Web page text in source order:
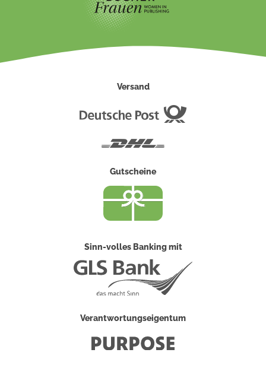
Versand
Gutscheine
Sinn-volles Banking mit
Verantwortungseigentum